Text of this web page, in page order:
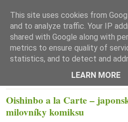
☰ Menu
Oishinbo a la Carte –
milovníky komiksu
This site uses cookies from
and to analyze traffic. Your IP
shared with Google along with
metrics to ensure quality of
statistics, and to detect and
LEARN MORE